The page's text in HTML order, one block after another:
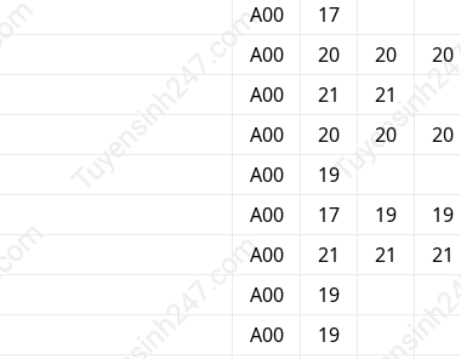
A00
17
A00 20 20
20
A00 21
21
A00 20 20
20
A00
19
A00 17 19
19
A00 21 21
21
A00
19
A00
19